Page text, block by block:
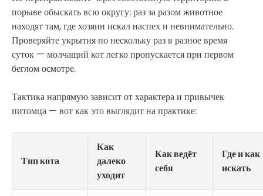
порыве обыскать всю округу: раз за разом животное
находят там, где хозяин искал наспех и невнимательно.
Проверяйте укрытия по нескольку раз в разное время
суток — молчащий кот легко пропускается при первом
беглом осмотре.
Тактика напрямую зависит от характера и привычек
питомца — вот как это выглядит на практике:
Тип кота
Как
далеко
уходит
Как ведёт
себя
Где и как
искать